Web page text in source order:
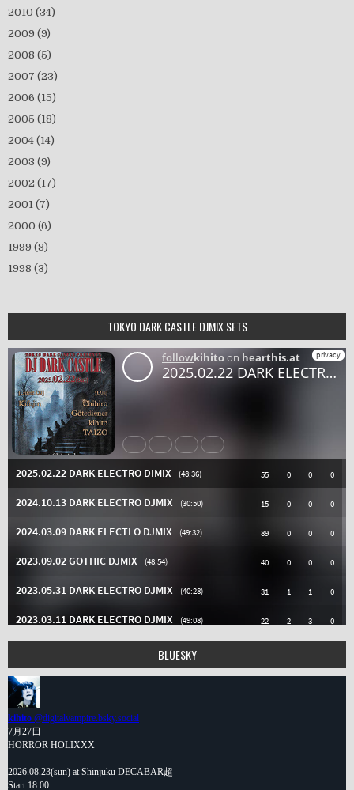
2010 (34)
2009 (9)
2008 (5)
2007 (23)
2006 (15)
2005 (18)
2004 (14)
2003 (9)
2002 (17)
2001 (7)
2000 (6)
1999 (8)
1998 (3)
TOKYO DARK CASTLE DJMIX SETS
BLUESKY